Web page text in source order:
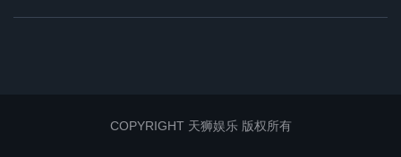
COPYRIGHT 天狮娱乐 版权所有